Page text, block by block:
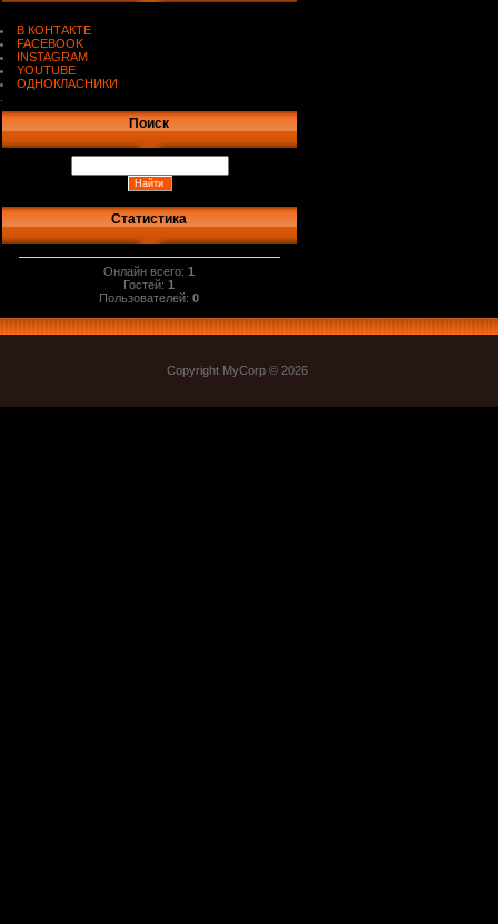
В КОНТАКТЕ
FACEBOOK
INSTAGRAM
YOUTUBE
ОДНОКЛАСНИКИ
Поиск
Статистика
Онлайн всего:1
Гостей:1
Пользователей:0
Copyright MyCorp © 2026